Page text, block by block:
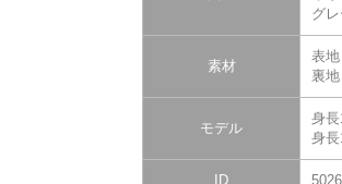
グレ
素材
表
裏
モデル
身
身
ID